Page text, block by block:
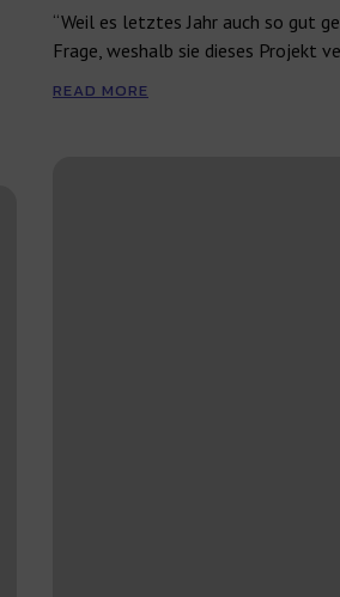
“Weil es letztes Jahr auch so gut
Frage, weshalb sie dieses Projekt
READ MORE